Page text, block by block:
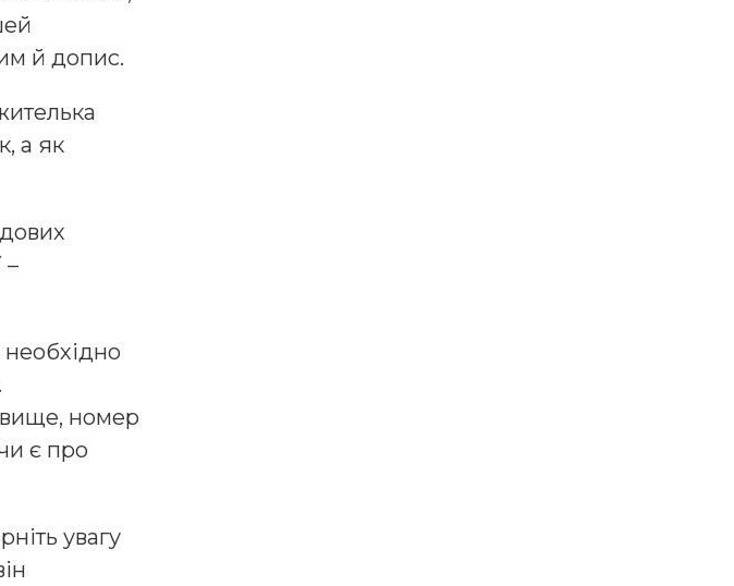
й допис.
а як
–
номер
є про
увагу